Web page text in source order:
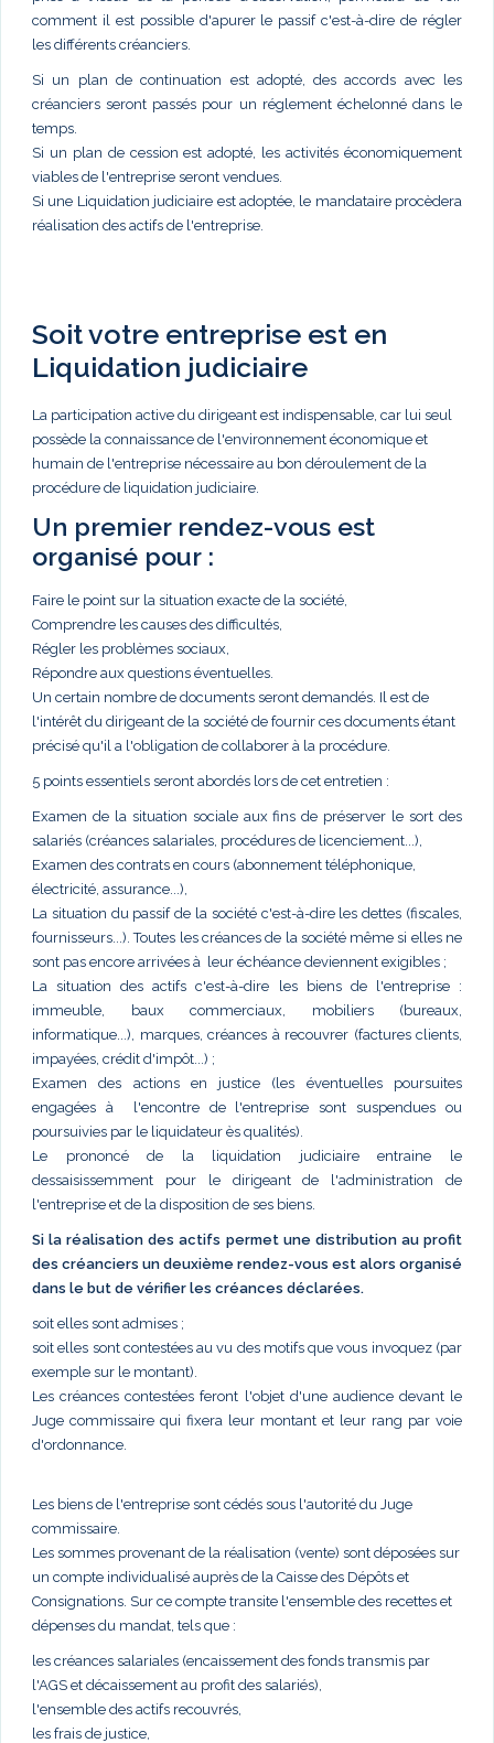
comment il est possible d'apurer le passif c'est-à-dire de régler
les différents créanciers.
Si un plan de continuation est adopté, des accords avec les
créanciers seront passés pour un réglement échelonné dans le
temps.
Si un plan de cession est adopté, les activités économiquement
viables de l'entreprise seront vendues.
Si une Liquidation judiciaire est adoptée, le mandataire procèdera
réalisation des actifs de l'entreprise.
Soit votre entreprise est en
Liquidation judiciaire
La participation active du dirigeant est indispensable, car lui seul
possède la connaissance de l'environnement économique et
humain de l'entreprise nécessaire au bon déroulement de la
procédure de liquidation judiciaire.
Un premier rendez-vous est
organisé pour :
Faire le point sur la situation exacte de la société,
Comprendre les causes des difficultés,
Régler les problèmes sociaux,
Répondre aux questions éventuelles.
Un certain nombre de documents seront demandés. Il est de
l'intérêt du dirigeant de la société de fournir ces documents étant
précisé qu'il a l'obligation de collaborer à la procédure.
5 points essentiels seront abordés lors de cet entretien :
Examen de la situation sociale aux fins de préserver le sort des
salariés (créances salariales, procédures de licenciement...),
Examen des contrats en cours (abonnement téléphonique,
électricité, assurance...),
La situation du passif de la société c'est-à-dire les dettes (fiscales,
fournisseurs...). Toutes les créances de la société même si elles ne
sont pas encore arrivées à leur échéance deviennent exigibles ;
La situation des actifs c'est-à-dire les biens de l'entreprise :
immeuble, baux commerciaux, mobiliers (bureaux,
informatique...), marques, créances à recouvrer (factures clients,
impayées, crédit d'impôt...) ;
Examen des actions en justice (les éventuelles poursuites
engagées à l'encontre de l'entreprise sont suspendues ou
poursuivies par le liquidateur ès qualités).
Le prononcé de la liquidation judiciaire entraine le
dessaisissemment pour le dirigeant de l'administration de
l'entreprise et de la disposition de ses biens.
Si la réalisation des actifs permet une distribution au profit
des créanciers un deuxième rendez-vous est alors organisé
dans le but de vérifier les créances déclarées.
soit elles sont admises ;
soit elles sont contestées au vu des motifs que vous invoquez (par
exemple sur le montant).
Les créances contestées feront l'objet d'une audience devant le
Juge commissaire qui fixera leur montant et leur rang par voie
d'ordonnance.
Les biens de l'entreprise sont cédés sous l'autorité du Juge
commissaire.
Les sommes provenant de la réalisation (vente) sont déposées sur
un compte individualisé auprès de la Caisse des Dépôts et
Consignations. Sur ce compte transite l'ensemble des recettes et
dépenses du mandat, tels que :
les créances salariales (encaissement des fonds transmis par
l'AGS et décaissement au profit des salariés),
l'ensemble des actifs recouvrés,
les frais de justice,